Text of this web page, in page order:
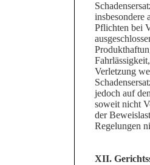
insbesondere
Pflichten bei
Verletzung
jedoch auf
soweit nicht
der
Regelungen
XII.